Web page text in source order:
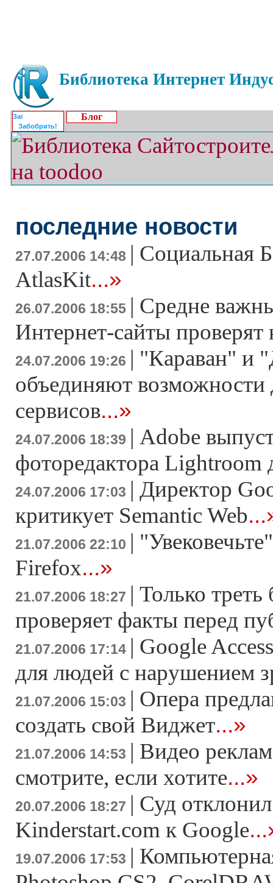
Библиотека Интернет
Забобрить!
Блог
последние новости
27.07.2006 14:48 | Социальная
AtlasKit...»
26.07.2006 18:55 | Средне
Интернет-сайты проверят
24.07.2006 19:26 | "Караван" и
объединяют возможности
сервисов...»
24.07.2006 18:39 | Adobe
фоторедактора Lightroom
24.07.2006 17:03 | Директор
критикует Semantic Web
21.07.2006 22:10 |
Firefox...»
21.07.2006 18:27 | Только треть
проверяет факты перед
21.07.2006 17:14 | Google
для людей с нарушением
21.07.2006 15:03 | Опера
создать свой Виджет...»
21.07.2006 14:53 | Видео
смотрите, если хотите...»
20.07.2006 18:27 | Суд
Kinderstart.com к Google
19.07.2006 17:53 |